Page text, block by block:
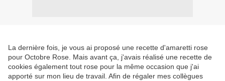
La dernière fois, je vous ai proposé une recette d'amaretti rose
pour Octobre Rose. Mais avant ça, j'avais réalisé une recette de
cookies également tout rose pour la même occasion que j'ai
apporté sur mon lieu de travail. Afin de régaler mes collègues